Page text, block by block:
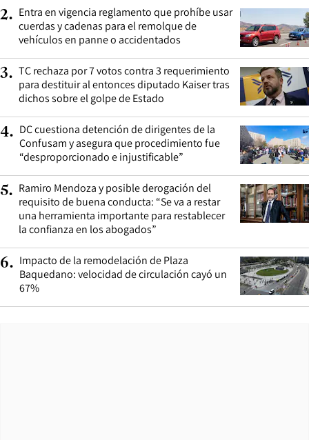
2. Entra en vigencia reglamento que prohíbe usar
cuerdas y cadenas para el remolque de
vehículos en panne o accidentados
3. TC rechaza por 7 votos contra 3 requerimiento
para destituir al entonces diputado Kaiser tras
dichos sobre el golpe de Estado
4. DC cuestiona detención de dirigentes de la
Confusam y asegura que procedimiento fue
“desproporcionado e injustificable”
5. Ramiro Mendoza y posible derogación del
requisito de buena conducta: “Se va a restar
una herramienta importante para restablecer
la confianza en los abogados”
6. Impacto de la remodelación de Plaza
Baquedano: velocidad de circulación cayó un
67%